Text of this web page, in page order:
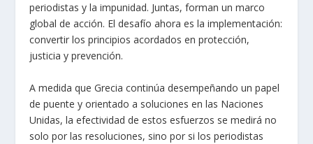
periodistas y la impunidad. Juntas, forman un marco
global de acción. El desafío ahora es la implementación:
convertir los principios acordados en protección,
justicia y prevención.
A medida que Grecia continúa desempeñando un papel
de puente y orientado a soluciones en las Naciones
Unidas, la efectividad de estos esfuerzos se medirá no
solo por las resoluciones, sino por si los periodistas